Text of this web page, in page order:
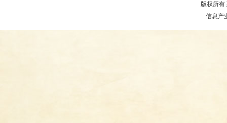
版权所有
信息产